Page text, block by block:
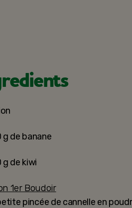
g de banane
g de kiwi
1er Boudoir
pincée de cannelle en